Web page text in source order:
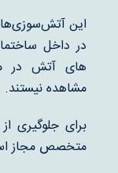
این آتش‌سوزی‌ها
در داخل
های آتش در
مشاهده نیستند.
برای جلوگیری
متخصص مجاز